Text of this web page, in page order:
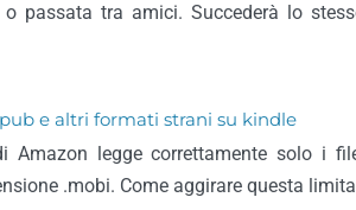
passata tra amici. Succederà lo
e altri formati strani su kindle
Amazon legge correttamente solo i
.mobi. Come aggirare questa